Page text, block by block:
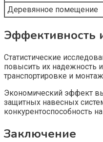
Деревянное помещение
Эффективность
Статистические
повысить их надежность
транспортировке и
Экономический эффект
защитных навесных
конкурентоспособность
Заключение